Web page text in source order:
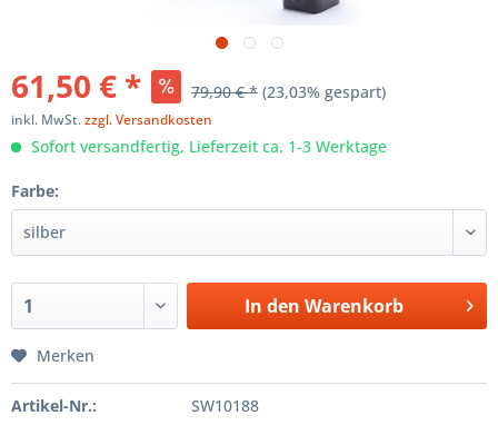
61,50 € * 79,90 € * (23,03% gespart)
inkl. MwSt.zzgl. Versandkosten
Sofort versandfertig, Lieferzeit ca. 1-3 Werktage
Farbe:
In den Warenkorb
Merken
Artikel-Nr.: SW10188